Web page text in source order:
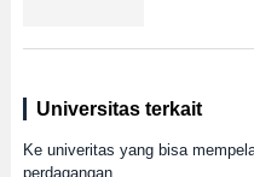
Universitas terkait
Ke univeritas yang bisa
perdagangan